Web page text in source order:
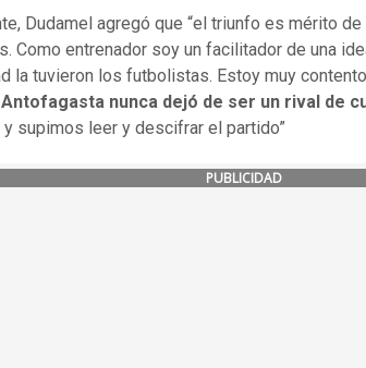
Dudamel agregó que “el triunfo es mérito
Como entrenador soy un facilitador de una
la tuvieron los futbolistas. Estoy muy
Antofagasta nunca dejó de ser un rival de
supimos leer y descifrar el partido”
PUBLICIDAD